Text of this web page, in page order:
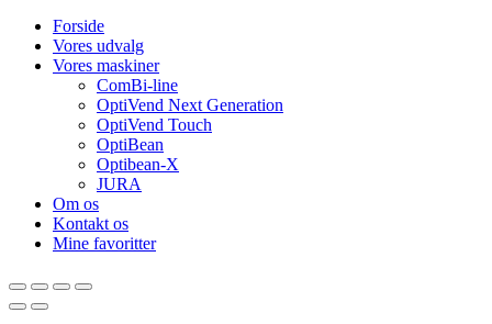
Forside
Vores udvalg
Vores maskiner
ComBi-line
OptiVend Next Generation
OptiVend Touch
OptiBean
Optibean-X
JURA
Om os
Kontakt os
Mine favoritter